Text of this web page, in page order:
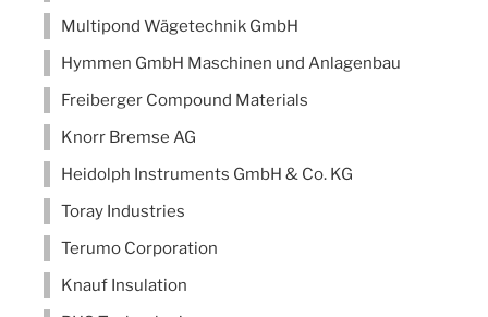
Multipond Wägetechnik GmbH
Hymmen GmbH Maschinen und Anlagenbau
Freiberger Compound Materials
Knorr Bremse AG
Heidolph Instruments GmbH & Co. KG
Toray Industries
Terumo Corporation
Knauf Insulation